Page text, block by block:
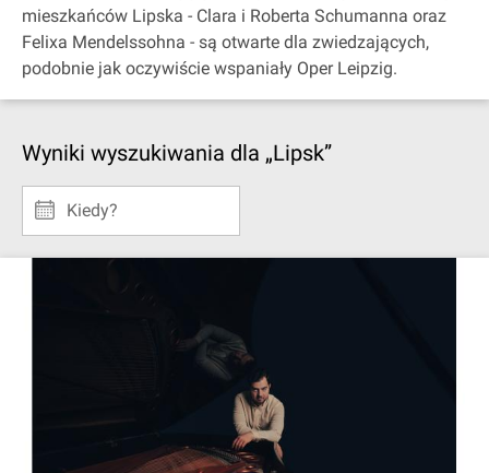
mieszkańców Lipska - Clara i Roberta Schumanna oraz
Felixa Mendelssohna - są otwarte dla zwiedzających,
podobnie jak oczywiście wspaniały Oper Leipzig.
Wyniki wyszukiwania dla „Lipsk”
Kiedy?